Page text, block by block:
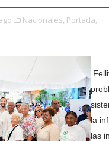
Nacionales, Portada,
la
las